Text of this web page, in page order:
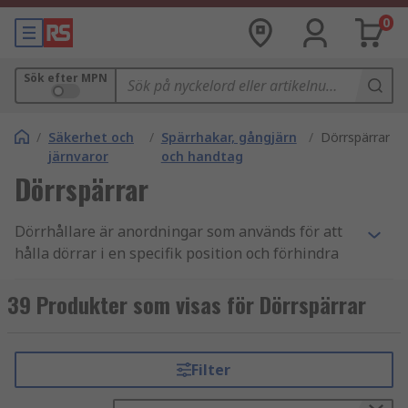
0
Sök efter MPN
/ Säkerhet och
järnvaror
/ Spärrhakar, gångjärn
och handtag
/ Dörrspärrar
Dörrspärrar
Dörrhållare är anordningar som används för att
hålla dörrar i en specifik position och förhindra
används ofta i olika tillämpningar, inklusive hem,
kontor, möbler, skåp och bilar. Dörrhållare är
kontroll över dörrars rörelser.
39 Produkter som visas för Dörrspärrar
Filter